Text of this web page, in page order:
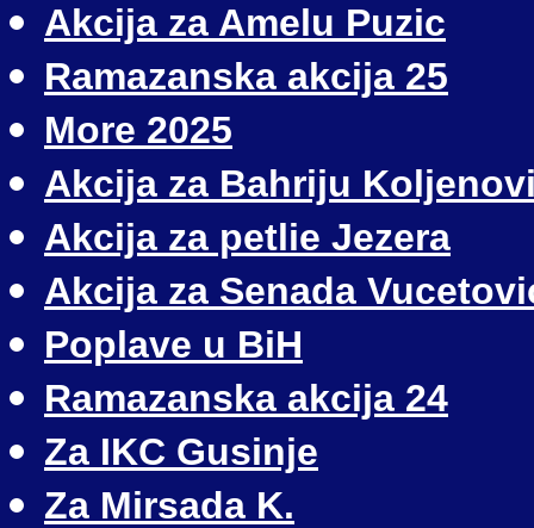
Akcija za Amelu Puzic
Ramazanska akcija 25
More 2025
Akcija za Bahriju
Akcija za petlie Jezera
Akcija za Senada
Poplave u BiH
Ramazanska akcija 24
Za IKC Gusinje
Za Mirsada K.